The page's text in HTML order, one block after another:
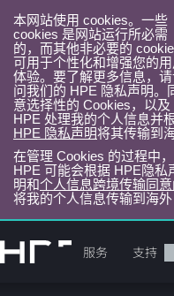
本网站使用 cookies。一些
cookies 是网站运行所必需
的，而其他非必要的
可用于个性化和增强您的用
体验。要了解更多信息，
问我们的 HPE 隐私声明。
意选择性的 Cookies，以及
HPE 处理我的个人信息并
HPE 隐私声明将其传输到
在管理 Cookies 的过程中，
HPE 可能会根据 HPE隐私
明和个人信息跨境传输同意
将我的个人信息传输到海外
转
到
产品 服务 支持